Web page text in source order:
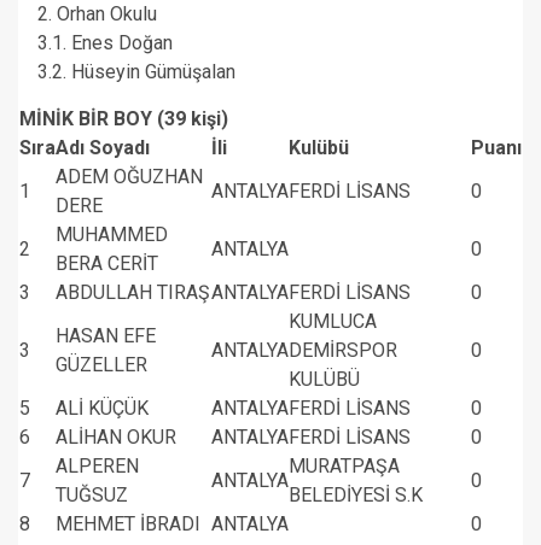
2. Orhan Okulu
3.1. Enes Doğan
3.2. Hüseyin Gümüşalan
MİNİK BİR BOY (39 kişi)
SıraAdı Soyadı İli Kulübü
Puanı
1
ADEM OĞUZHAN
DERE
ANTALYAFERDİ LİSANS 0
2
MUHAMMED
BERA CERİT
ANTALYA
0
3
ABDULLAH TIRAŞANTALYAFERDİ LİSANS 0
3
HASAN EFE
GÜZELLER
ANTALYA
KUMLUCA
DEMİRSPOR
KULÜBÜ
0
5 ALİ KÜÇÜK ANTALYAFERDİ LİSANS
0
6
ALİHAN OKUR ANTALYAFERDİ LİSANS
0
7
ALPEREN
TUĞSUZ
ANTALYA
MURATPAŞA
BELEDİYESİ S.K
0
8
MEHMET İBRADI ANTALYA 0